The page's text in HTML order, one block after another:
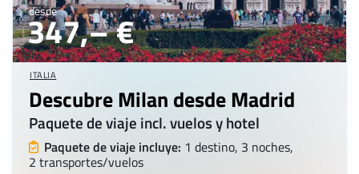
desde
347,– €
ITALIA
Descubre Milan desde Madrid
Paquete de viaje incl. vuelos y hotel
Paquete de viaje incluye: 1 destino, 3 noches,
2 transportes/vuelos